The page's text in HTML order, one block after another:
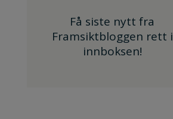
Få siste nytt fra
Framsiktbloggen rett i
innboksen!